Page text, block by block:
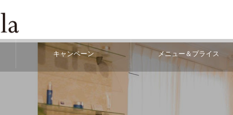
キャンペーン メニュー＆プライス